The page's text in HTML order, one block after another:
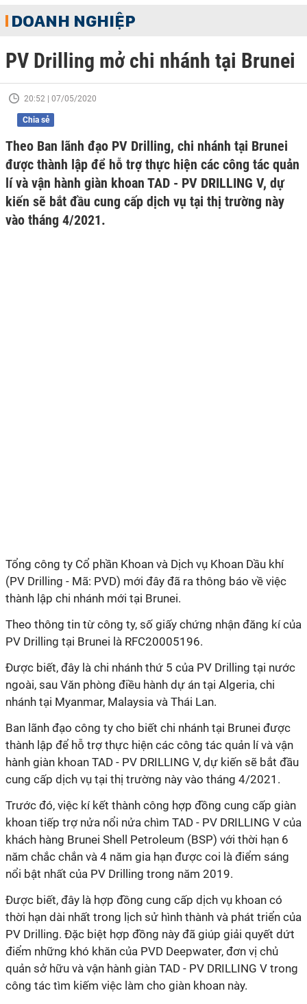
DOANH NGHIỆP
PV Drilling mở chi nhánh tại Brunei
20:52 | 07/05/2020
Chia sẻ
Theo Ban lãnh đạo PV Drilling, chi nhánh tại Brunei
được thành lập để hỗ trợ thực hiện các công tác quản
lí và vận hành giàn khoan TAD - PV DRILLING V, dự
kiến sẽ bắt đầu cung cấp dịch vụ tại thị trường này
vào tháng 4/2021.
Tổng công ty Cổ phần Khoan và Dịch vụ Khoan Dầu khí
(PV Drilling - Mã: PVD) mới đây đã ra thông báo về việc
thành lập chi nhánh mới tại Brunei.
Theo thông tin từ công ty, số giấy chứng nhận đăng kí của
PV Drilling tại Brunei là RFC20005196.
Được biết, đây là chi nhánh thứ 5 của PV Drilling tại nước
ngoài, sau Văn phòng điều hành dự án tại Algeria, chi
nhánh tại Myanmar, Malaysia và Thái Lan.
Ban lãnh đạo công ty cho biết chi nhánh tại Brunei được
thành lập để hỗ trợ thực hiện các công tác quản lí và vận
hành giàn khoan TAD - PV DRILLING V, dự kiến sẽ bắt đầu
cung cấp dịch vụ tại thị trường này vào tháng 4/2021.
Trước đó, việc kí kết thành công hợp đồng cung cấp giàn
khoan tiếp trợ nửa nổi nửa chìm TAD - PV DRILLING V của
khách hàng Brunei Shell Petroleum (BSP) với thời hạn 6
năm chắc chắn và 4 năm gia hạn được coi là điểm sáng
nổi bật nhất của PV Drilling trong năm 2019.
Được biết, đây là hợp đồng cung cấp dịch vụ khoan có
thời hạn dài nhất trong lịch sử hình thành và phát triển của
PV Drilling. Đặc biệt hợp đồng này đã giúp giải quyết dứt
điểm những khó khăn của PVD Deepwater, đơn vị chủ
quản sở hữu và vận hành giàn TAD - PV DRILLING V trong
công tác tìm kiếm việc làm cho giàn khoan này.